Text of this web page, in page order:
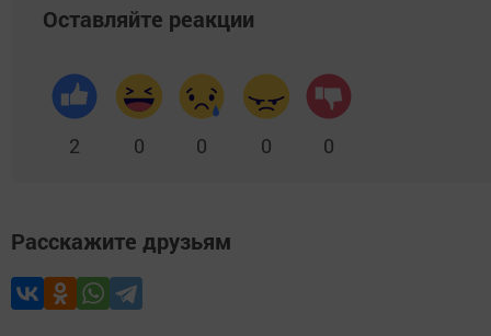
Оставляйте реакции
2 0 0 0 0
Расскажите друзьям